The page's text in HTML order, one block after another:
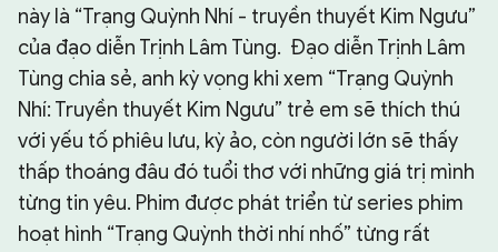
này là “Trạng Quỳnh Nhí - truyền thuyết Kim Ngưu”
của đạo diễn Trịnh Lâm Tùng. Đạo diễn Trịnh Lâm
Tùng chia sẻ, anh kỳ vọng khi xem “Trạng Quỳnh
Nhí: Truyền thuyết Kim Ngưu” trẻ em sẽ thích thú
với yếu tố phiêu lưu, kỳ ảo, còn người lớn sẽ thấy
thấp thoáng đâu đó tuổi thơ với những giá trị mình
từng tin yêu. Phim được phát triển từ series phim
hoạt hình “Trạng Quỳnh thời nhí nhố” từng rất